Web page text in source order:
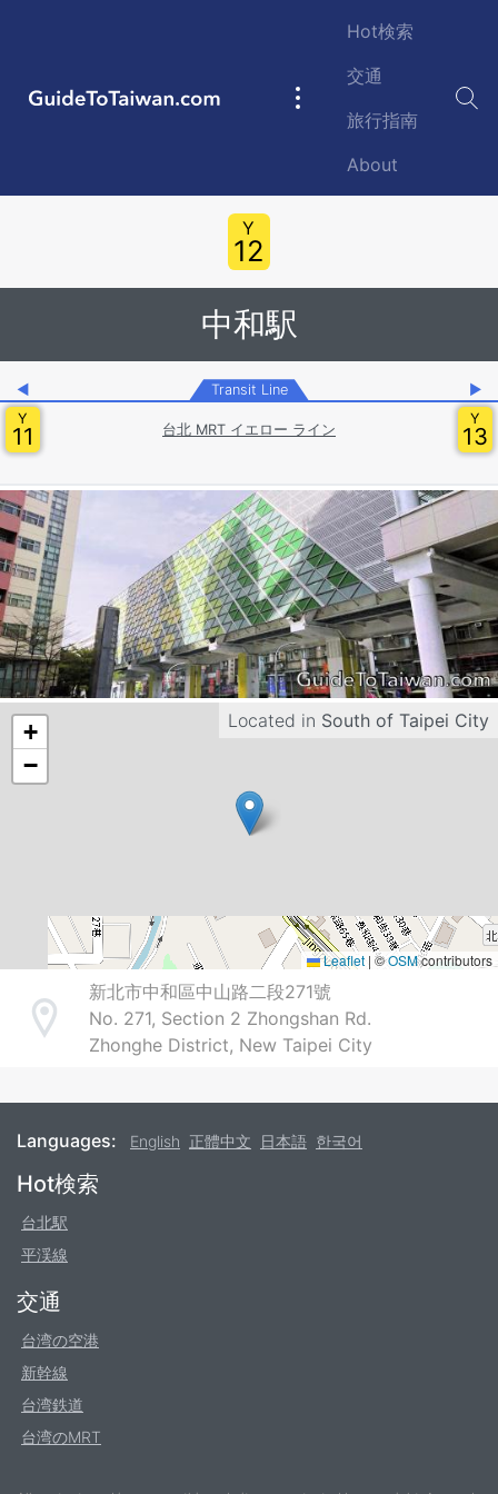
GuideToTaiwan.com
Main
Hot検索
交通
旅行指南
About
Y
12
中和駅
◀ Transit Line
▶
Y
11 台北 MRT イエロー ライン
Y
13
Located in South of Taipei City
+
−
Leaflet | ©OSMcontributors
Address
新北市中和區中山路二段271號
No. 271, Section 2 Zhongshan Rd.
Zhonghe District, New Taipei City
Languages: English 正體中文 日本語 한국어
Footer
Hot検索
台北駅
平渓線
交通
台湾の空港
新幹線
台湾鉄道
台湾のMRT